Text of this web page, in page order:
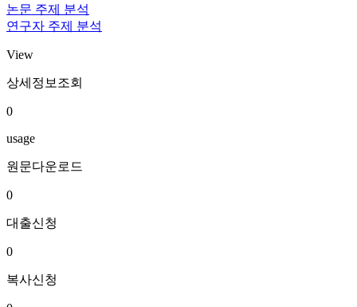
논문 주제 분석
연구자 주제 분석
View
상세정보조회
0
usage
원문다운로드
0
대출신청
0
복사신청